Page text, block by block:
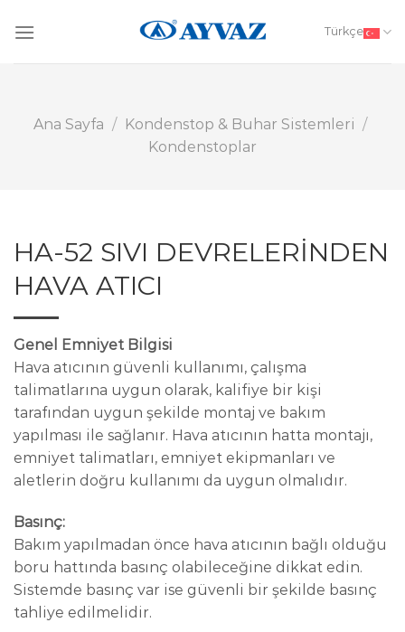
Türkçe
Ana Sayfa / Kondenstop & Buhar Sistemleri /
Kondenstoplar
HA-52 SIVI DEVRELERİNDEN
HAVA ATICI
Genel Emniyet Bilgisi
Hava atıcının güvenli kullanımı, çalışma
talimatlarına uygun olarak, kalifiye bir kişi
tarafından uygun şekilde montaj ve bakım
yapılması ile sağlanır. Hava atıcının hatta montajı,
emniyet talimatları, emniyet ekipmanları ve
aletlerin doğru kullanımı da uygun olmalıdır.
Basınç:
Bakım yapılmadan önce hava atıcının bağlı olduğu
boru hattında basınç olabileceğine dikkat edin.
Sistemde basınç var ise güvenli bir şekilde basınç
tahliye edilmelidir.